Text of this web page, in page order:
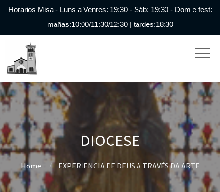
Horarios Misa - Luns a Venres: 19:30 - Sáb: 19:30 - Dom e fest:
mañas:10:00/11:30/12:30 | tardes:18:30
DIOCESE
Home EXPERIENCIA DE DEUS A TRAVÉS DA ARTE